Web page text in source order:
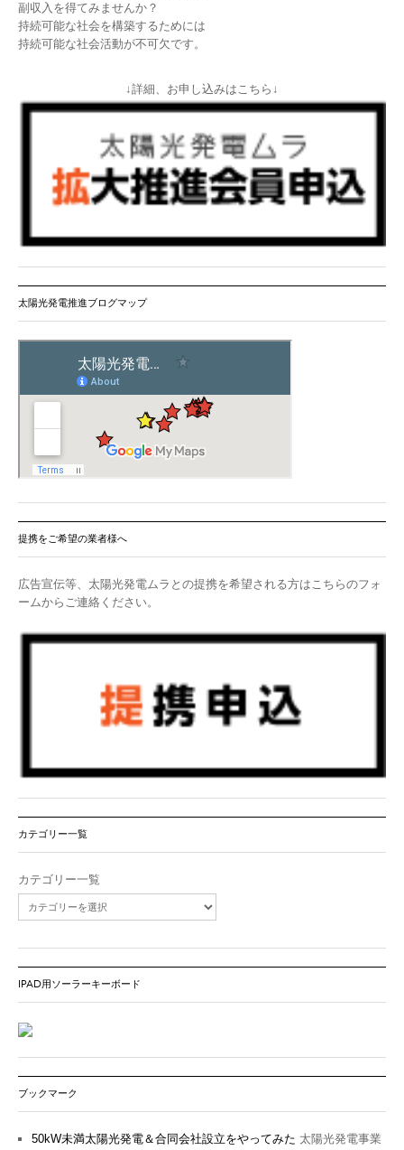
副収入を得てみませんか？
持続可能な社会を構築するためには
持続可能な社会活動が不可欠です。
↓詳細、お申し込みはこちら↓
太陽光発電推進ブログマップ
提携をご希望の業者様へ
広告宣伝等、太陽光発電ムラとの提携を希望される方はこちらのフォ
ームからご連絡ください。
カテゴリー一覧
カテゴリー一覧
IPAD用ソーラーキーボード
ブックマーク
50kW未満太陽光発電＆合同会社設立をやってみた 太陽光発電事業